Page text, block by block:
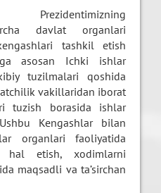
davlat organlari
tashkil etish
asosan Ichki ishlar
tuzilmalari qoshida
vakillaridan iborat
tuzish borasida ishlar
Kengashlar bilan
organlari faoliyatida
hal etish, xodimlarni
maqsadli va ta’sirchan